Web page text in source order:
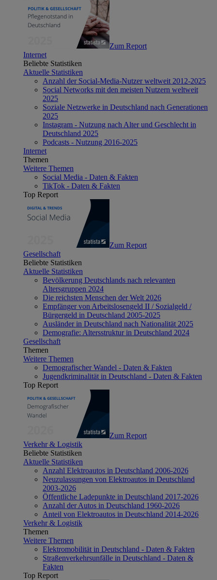
Zum Report
Internet
Beliebte Statistiken
Aktuelle Statistiken
Anzahl der Social-Media-Nutzer weltweit 2012-2025
Social Networks mit den meisten Nutzern weltweit
2025
Soziale Netzwerke in Deutschland nach Generationen
2025
Instagram - Nutzung nach Alter und Geschlecht in
Deutschland 2025
Podcasts - Nutzung 2016-2025
Internet
Themen
Weitere Themen
Social Media - Daten & Fakten
TikTok - Daten & Fakten
Top Report
Zum Report
Gesellschaft
Beliebte Statistiken
Aktuelle Statistiken
Bevölkerung Deutschlands nach relevanten
Altersgruppen 2024
Die reichsten Menschen der Welt 2026
Empfänger von Arbeitslosengeld II / Sozialgeld /
Bürgergeld in Deutschland 2005-2025
Ausländer in Deutschland nach Nationalität 2025
Demografie: Altersstruktur in Deutschland 2024
Gesellschaft
Themen
Weitere Themen
Demografischer Wandel - Daten & Fakten
Jugendkriminalität in Deutschland - Daten & Fakten
Top Report
Zum Report
Verkehr & Logistik
Beliebte Statistiken
Aktuelle Statistiken
Anzahl Elektroautos in Deutschland 2006-2026
Neuzulassungen von Elektroautos in Deutschland
2003-2026
Öffentliche Ladepunkte in Deutschland 2017-2026
Anzahl der Autos in Deutschland 1960-2026
Anteil von Elektroautos in Deutschland 2014-2026
Verkehr & Logistik
Themen
Weitere Themen
Elektromobilität in Deutschland - Daten & Fakten
Straßenverkehrsunfälle in Deutschland - Daten &
Fakten
Top Report